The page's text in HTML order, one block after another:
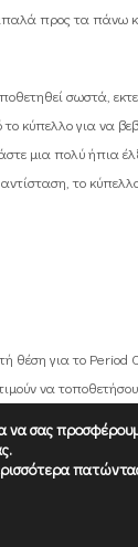
προς τα πάνω
σωστά,
κύπελλο για να
μια πολύ ήπια
το
θέση για το Period
να
δεν βγαίνει έξω
να σας